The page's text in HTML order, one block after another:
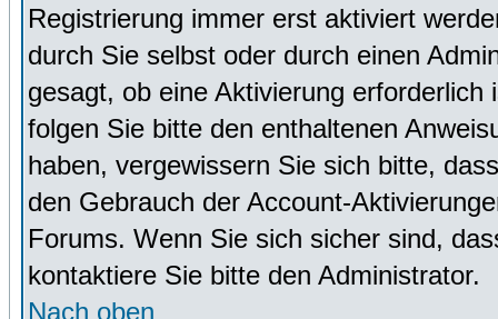
Registrierung immer erst aktiviert
durch Sie selbst oder durch einen
gesagt, ob eine Aktivierung
folgen Sie bitte den enthaltenen
haben, vergewissern Sie sich bitte,
den Gebrauch der Account-
Forums. Wenn Sie sich sicher sind,
kontaktiere Sie bitte den Administrator.
Nach oben